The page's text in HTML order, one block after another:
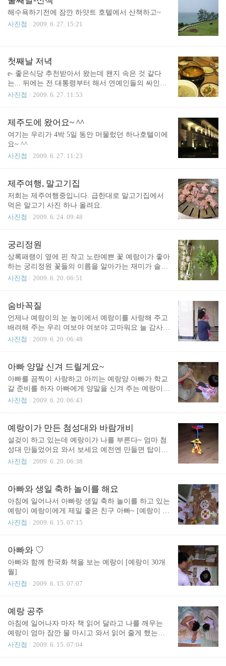
아쉽지만 수영은 포기하고 모래놀이로~ 아빠집 엄마
는 예랑이 아빠는 수영장도 만들어 주시고~ 아빠 모
해수욕하기전에 잠깐 하얏트 호텔에서 산책하고~
사진첩
2009. 6. 27. 15:21
첫째날 저녁
e- 좋은식당 추천받아서 왔는데 왠지 속은 것 같다
는... 뒤에는 전 대통령부터 해서 연예인들의 싸인이
붙어 있지만 맛은 그냥 저냥 우리가 선택한 음식은
립다고 업어달라는 예랑양 그 덕에 숙소까지 업혀서
온 예랑공주 ^^ 관광지라서 그런지 저런 마차가 다닌
다 예뻐서 한장~ ^^
사진첩 2009. 6. 27. 11:53
제주도에 왔어요~ ^^
여기는 우리가 4박 5일 동안 머물렀던 하나호텔이에
요~ ^^
사진첩
2009. 6. 27. 11:23
제주여행, 말고기집
저희는 제주여행중입니다. 급한대로 말고기집에서
먹은 말고기 사진 하나 올려요.
사진첩
2009. 6. 24. 09:48
궁리정원
상록패랭이 옆에 핀 작고 노란예쁜 꽃 예랑이가 좋아
하는 궁리정원 꽃들의 이름을 알아가는 재미가 솔솔
하다~
사진첩 2009. 6. 20. 06:51
숨바꼭질
언제나 예랑이의 눈 높이에서 예랑이를 사랑해 주고
배려해 주는 우리 여보야 여보야 고마워요 늘 감사해
요
사진첩 2009. 6. 20. 06:48
아빠 양말 신겨 드릴게요~
아빠를 끔찍이 사랑하고 아끼는 예랑양 아빠가 학교
갈 준비를 하자 아빠에게 양말을 신겨 주는 예랑이 ^
ㅡ^ 사랑이 참 많은 울 아가 예랑이 예랑아 사랑한
사진첩 2009. 6. 20. 06:43
예랑이가 만든 첨성대와 바람개비
설겆이 하고 있는데 예랑이가 나를 부른다~ 엄마 첨
성대 만들었어요 와서 보세요 예전엔 만들면 탑이라
고 그러더니 경주를 다녀와서 그런지 첨성대라 한다
사진첩 2009. 6. 20. 06:38
아빠와 생일 축하 놀이를 해요
아침에 일어나서 아빠랑 생일 축하 놀이를 하고 있는
예랑이 예랑이에게 제일 좋은 친구 아빠~ [예랑이 30
개월]
사진첩 2009. 6. 15. 07:15
아빠와 ♡
아빠와 함께 한국화 책을 보는 예랑이 [예랑이 30개
월]
사진첩
2009. 6. 15. 07:07
예랑 공주
아침에 일어나자 마자 책 읽어 달라고 나를 깨우는
예랑이 엄마 잠깐 물 마시고 와서 읽어 줄게 했는데
책이 보고 싶었는지 그새 읽고 있는 예랑공주 [예랑
사진첩 2009. 6. 15. 07:04